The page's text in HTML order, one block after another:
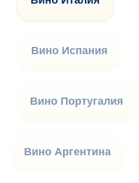
Вино Испания
Вино Португалия
Вино Аргентина